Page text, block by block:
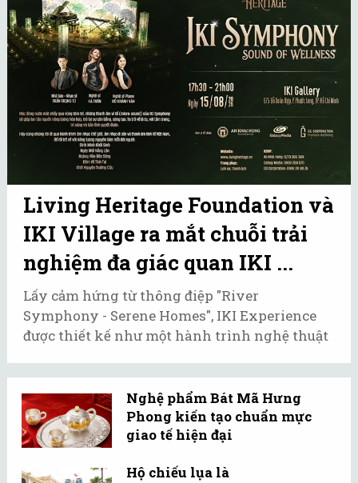
Living Heritage Foundation và
IKI Village ra mắt chuỗi trải
nghiệm đa giác quan IKI ...
Lấy cảm hứng từ thông điệp "River
Symphony - Serene Homes", IKI Experience
được thiết kế như một hành trình nghệ thuật
Nghệ phẩm Bát Mã Hưng
Phong kiến tạo chuẩn mực
giao tế hiện đại
Hộ chiếu lụa là